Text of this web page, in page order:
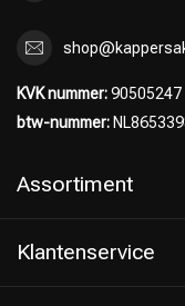
KVK nummer:90505247
btw-nummer:
Assortiment
Klantenservice